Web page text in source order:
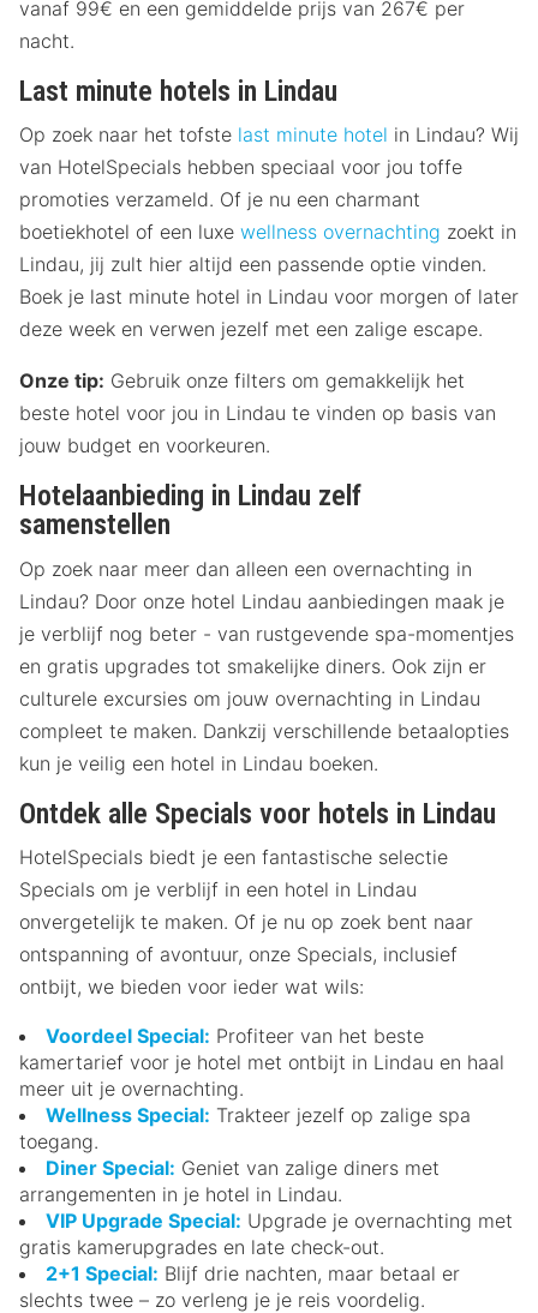
vanaf 99€ en een gemiddelde prijs van 267€ per
nacht.
Last minute hotels in Lindau
Op zoek naar het tofste last minute hotel in Lindau? Wij
van HotelSpecials hebben speciaal voor jou toffe
promoties verzameld. Of je nu een charmant
boetiekhotel of een luxe wellness overnachting zoekt in
Lindau, jij zult hier altijd een passende optie vinden.
Boek je last minute hotel in Lindau voor morgen of later
deze week en verwen jezelf met een zalige escape.
Onze tip: Gebruik onze filters om gemakkelijk het
beste hotel voor jou in Lindau te vinden op basis van
jouw budget en voorkeuren.
Hotelaanbieding in Lindau zelf
samenstellen
Op zoek naar meer dan alleen een overnachting in
Lindau? Door onze hotel Lindau aanbiedingen maak je
je verblijf nog beter - van rustgevende spa-momentjes
en gratis upgrades tot smakelijke diners. Ook zijn er
culturele excursies om jouw overnachting in Lindau
compleet te maken. Dankzij verschillende betaalopties
kun je veilig een hotel in Lindau boeken.
Ontdek alle Specials voor hotels in Lindau
HotelSpecials biedt je een fantastische selectie
Specials om je verblijf in een hotel in Lindau
onvergetelijk te maken. Of je nu op zoek bent naar
ontspanning of avontuur, onze Specials, inclusief
ontbijt, we bieden voor ieder wat wils:
Voordeel Special: Profiteer van het beste
kamertarief voor je hotel met ontbijt in Lindau en haal
meer uit je overnachting.
Wellness Special: Trakteer jezelf op zalige spa
toegang.
Diner Special: Geniet van zalige diners met
arrangementen in je hotel in Lindau.
VIP Upgrade Special: Upgrade je overnachting met
gratis kamerupgrades en late check-out.
2+1 Special: Blijf drie nachten, maar betaal er
slechts twee – zo verleng je je reis voordelig.